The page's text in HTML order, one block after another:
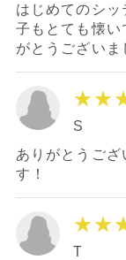
はじめてのシ
子もとても懐い
がとうございま
S
ありがとうござ
す！
T